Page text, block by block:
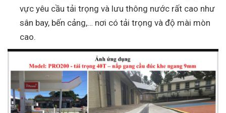
vực yêu cầu tải trọng và lưu thông nước rất cao như
sân bay, bến cảng,… nơi có tải trọng và độ mài mòn
cao.